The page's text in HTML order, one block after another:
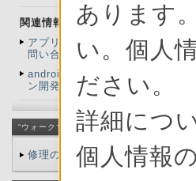
関連情報
アプリケーションのお
問い合わせ先
androidアプリケーショ
ン開発者向け情報
“ウォークマン”共通メニュー
修理のご相談
あります
い。個人
ださい。
詳細につ
個人情報